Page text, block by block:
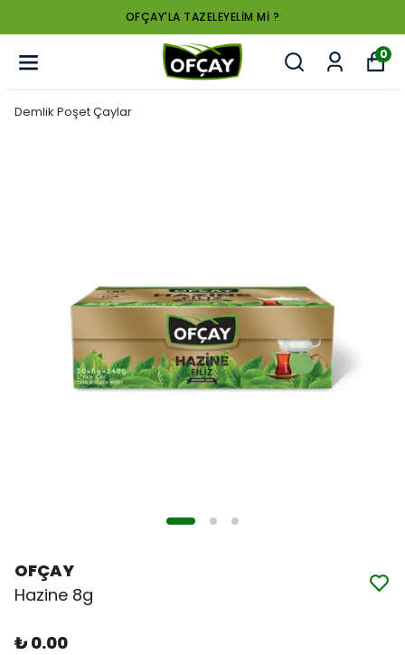
OFÇAY'LA TAZELEYELİM Mİ ?
0
Demlik Poşet Çaylar
OFÇAY
Hazine 8g
₺ 0.00